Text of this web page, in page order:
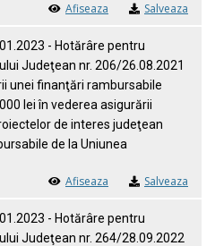
Afiseaza Salveaza
- Hotărâre pentru
Judeţean nr. 206/26.08.2021
unei finanţări rambursabile
lei în vederea asigurării
de interes judeţean
de la Uniunea
Afiseaza Salveaza
- Hotărâre pentru
Judeţean nr. 264/28.09.2022